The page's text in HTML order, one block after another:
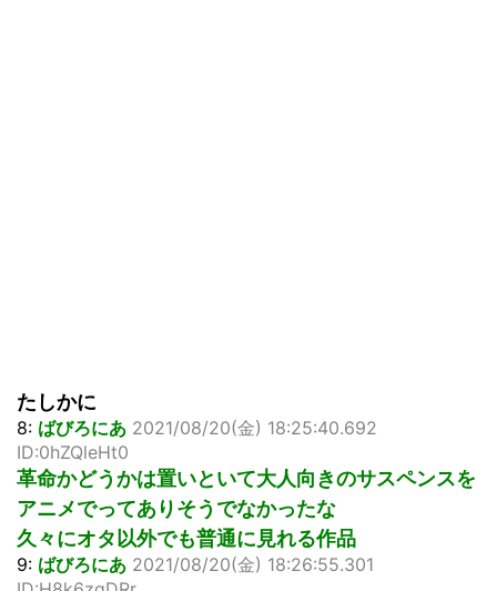
たしかに
8: ばびろにあ 2021/08/20(金) 18:25:40.692
ID:0hZQleHt0
革命かどうかは置いといて大人向きのサスペンスを
アニメでってありそうでなかったな
久々にオタ以外でも普通に見れる作品
9: ばびろにあ 2021/08/20(金) 18:26:55.301